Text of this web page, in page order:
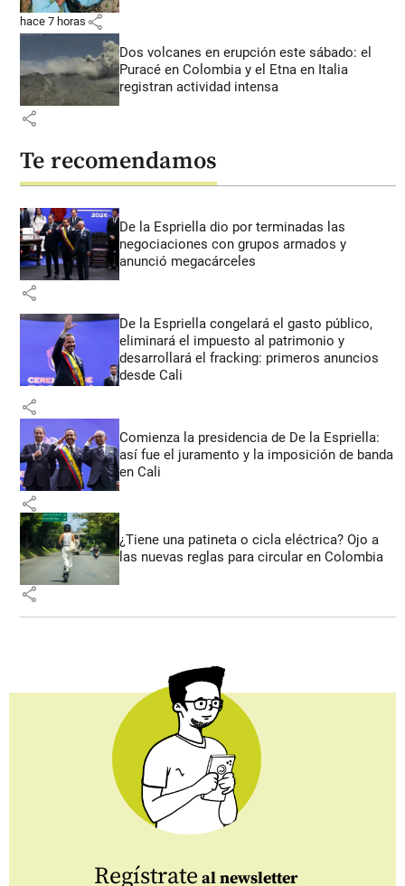
hace 7 horas share
Dos volcanes en erupción este sábado: el
Puracé en Colombia y el Etna en Italia
registran actividad intensa
share
Te recomendamos
De la Espriella dio por terminadas las
negociaciones con grupos armados y
anunció megacárceles
share
De la Espriella congelará el gasto público,
eliminará el impuesto al patrimonio y
desarrollará el fracking: primeros anuncios
desde Cali
share
Comienza la presidencia de De la Espriella:
así fue el juramento y la imposición de banda
en Cali
share
¿Tiene una patineta o cicla eléctrica? Ojo a
las nuevas reglas para circular en Colombia
share
Regístrate al newsletter